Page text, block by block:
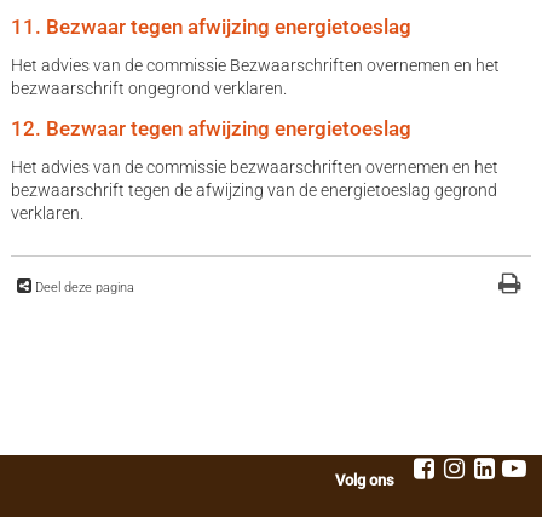
11. Bezwaar tegen afwijzing energietoeslag
Het advies van de commissie Bezwaarschriften overnemen en het
bezwaarschrift ongegrond verklaren.
12. Bezwaar tegen afwijzing energietoeslag
Het advies van de commissie bezwaarschriften overnemen en het
bezwaarschrift tegen de afwijzing van de energietoeslag gegrond
verklaren.
Deel deze pagina
Volg ons